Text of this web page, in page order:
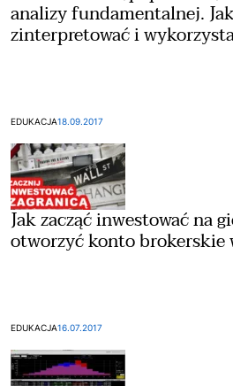
analizy fundamentalnej.
zinterpretować i
EDUKACJA18.09.2017
Jak zacząć inwestować na
otworzyć konto brokerskie
EDUKACJA16.07.2017